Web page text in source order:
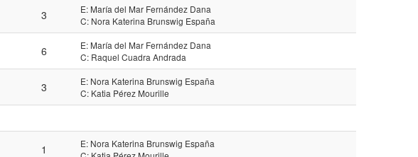
3
E: María del Mar Fernández Dana
C: Nora Katerina Brunswig España
6
E: María del Mar Fernández Dana
C: Raquel Cuadra Andrada
3
E: Nora Katerina Brunswig España
C: Katia Pérez Mourille
1
E: Nora Katerina Brunswig España